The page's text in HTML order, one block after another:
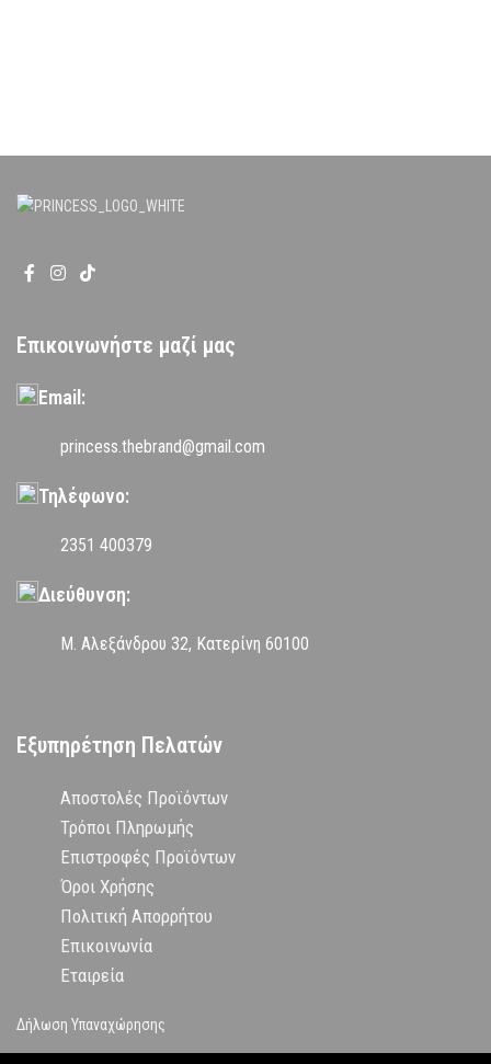
Επικοινωνήστε μαζί μας
Email:
princess.thebrand@gmail.com
Τηλέφωνο:
2351 400379
Διεύθυνση:
Μ. Αλεξάνδρου 32, Κατερίνη 60100
Εξυπηρέτηση Πελατών
Αποστολές Προϊόντων
Τρόποι Πληρωμής
Επιστροφές Προϊόντων
Όροι Χρήσης
Πολιτική Απορρήτου
Επικοινωνία
Εταιρεία
Δήλωση Υπαναχώρησης